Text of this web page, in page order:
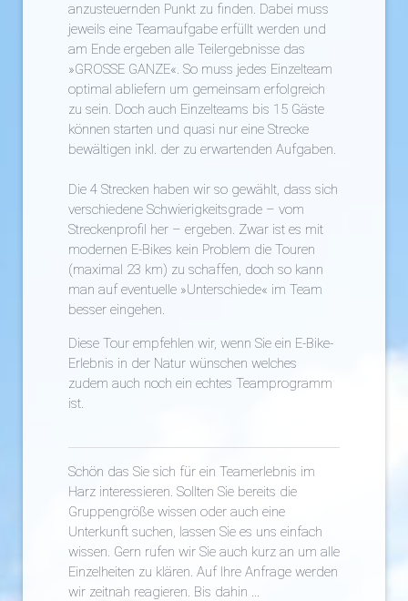
anzusteuernden Punkt zu finden. Dabei muss
jeweils eine Teamaufgabe erfüllt werden und
am Ende ergeben alle Teilergebnisse das
»GROSSE GANZE«. So muss jedes Einzelteam
optimal abliefern um gemeinsam erfolgreich
zu sein. Doch auch Einzelteams bis 15 Gäste
können starten und quasi nur eine Strecke
bewältigen inkl. der zu erwartenden Aufgaben.
Die 4 Strecken haben wir so gewählt, dass sich
verschiedene Schwierigkeitsgrade – vom
Streckenprofil her – ergeben. Zwar ist es mit
modernen E-Bikes kein Problem die Touren
(maximal 23 km) zu schaffen, doch so kann
man auf eventuelle »Unterschiede« im Team
besser eingehen.
Diese Tour empfehlen wir, wenn Sie ein E-Bike-
Erlebnis in der Natur wünschen welches
zudem auch noch ein echtes Teamprogramm
ist.
Schön das Sie sich für ein Teamerlebnis im
Harz interessieren. Sollten Sie bereits die
Gruppengröße wissen oder auch eine
Unterkunft suchen, lassen Sie es uns einfach
wissen. Gern rufen wir Sie auch kurz an um alle
Einzelheiten zu klären. Auf Ihre Anfrage werden
wir zeitnah reagieren. Bis dahin ...